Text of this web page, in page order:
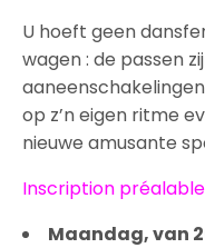
U hoeft geen
wagen : de passen
op z’n eigen ritme
nieuwe amusante
Inscription préalable
Maandag, van